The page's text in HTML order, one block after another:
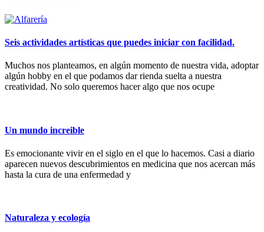
Seis actividades artísticas que puedes iniciar con facilidad.
Muchos nos planteamos, en algún momento de nuestra vida, adoptar
algún hobby en el que podamos dar rienda suelta a nuestra
creatividad. No solo queremos hacer algo que nos ocupe
Un mundo increible
Es emocionante vivir en el siglo en el que lo hacemos. Casi a diario
aparecen nuevos descubrimientos en medicina que nos acercan más
hasta la cura de una enfermedad y
Naturaleza y ecología